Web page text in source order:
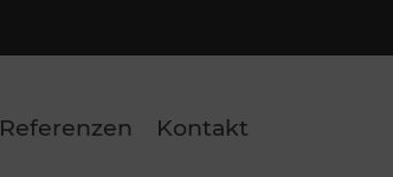
Referenzen Kontakt